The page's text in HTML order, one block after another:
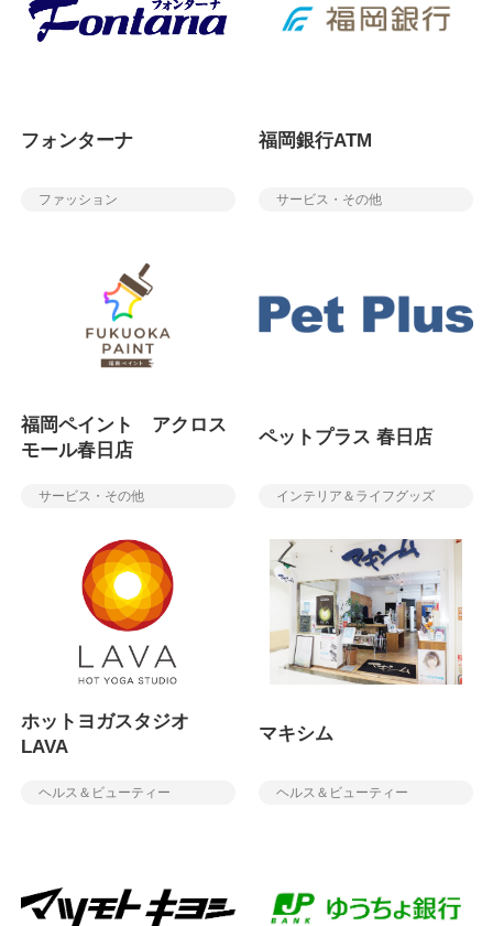
フォンターナ
ファッション
福岡銀行ATM
サービス・その他
福岡ペイント アクロス
モール春日店
サービス・その他
ペットプラス 春日店
インテリア＆ライフグッズ
ホットヨガスタジオ
LAVA
ヘルス＆ビューティー
マキシム
ヘルス＆ビューティー